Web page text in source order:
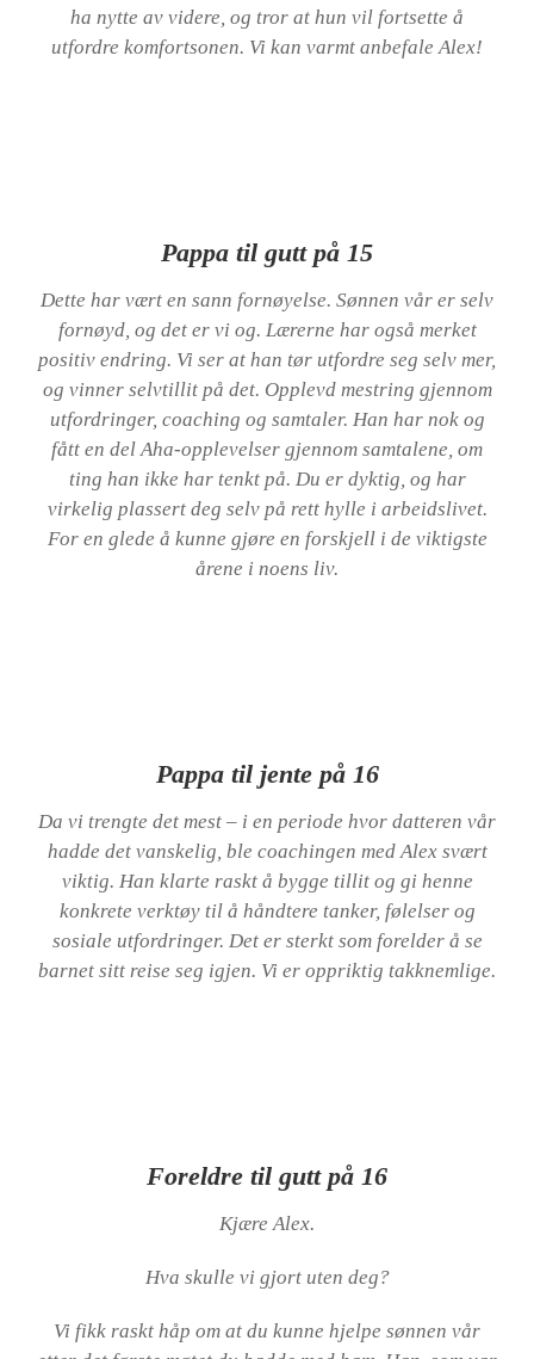
ha nytte av videre, og tror at hun vil fortsette å
utfordre komfortsonen. Vi kan varmt anbefale Alex!
Pappa til gutt på 15
Dette har vært en sann fornøyelse. Sønnen vår er selv
fornøyd, og det er vi og. Lærerne har også merket
positiv endring. Vi ser at han tør utfordre seg selv mer,
og vinner selvtillit på det. Opplevd mestring gjennom
utfordringer, coaching og samtaler. Han har nok og
fått en del Aha-opplevelser gjennom samtalene, om
ting han ikke har tenkt på. Du er dyktig, og har
virkelig plassert deg selv på rett hylle i arbeidslivet.
For en glede å kunne gjøre en forskjell i de viktigste
årene i noens liv.
Pappa til jente på 16
Da vi trengte det mest – i en periode hvor datteren vår
hadde det vanskelig, ble coachingen med Alex svært
viktig. Han klarte raskt å bygge tillit og gi henne
konkrete verktøy til å håndtere tanker, følelser og
sosiale utfordringer. Det er sterkt som forelder å se
barnet sitt reise seg igjen. Vi er oppriktig takknemlige.
Foreldre til gutt på 16
Kjære Alex.
Hva skulle vi gjort uten deg?
Vi fikk raskt håp om at du kunne hjelpe sønnen vår